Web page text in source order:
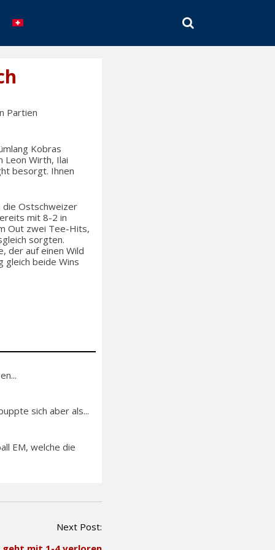
SEARCH
Partien
Kobras
Leon Wirth, Ilai
besorgt. Ihnen
die Ostschweizer
mit 8-2 in
Out zwei Tee-Hits,
sorgten.
der auf einen Wild
gleich beide Wins
sich aber als...
EM, welche die
Next Post: